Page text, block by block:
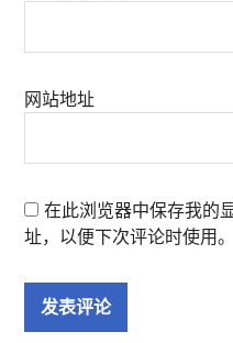
网站地址
在此浏览器中保存我的
址，以便下次评论时使用。